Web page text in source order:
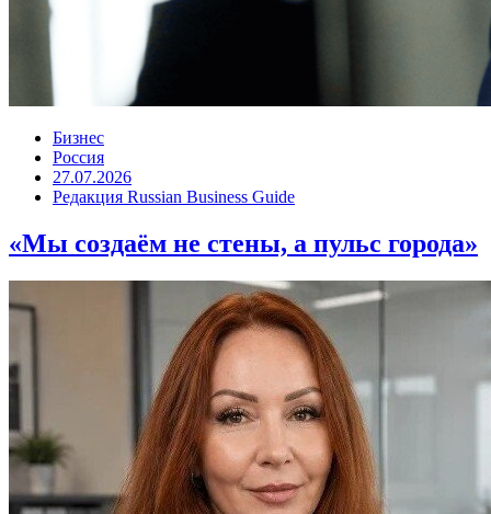
Бизнес
Россия
27.07.2026
Редакция Russian Business Guide
«Мы создаём не стены, а пульс города»